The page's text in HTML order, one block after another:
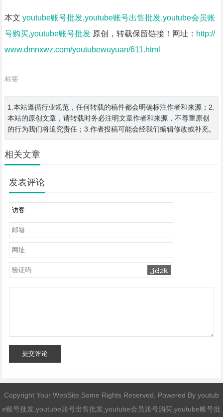
本文 youtube账号批发,youtube账号出售批发,youtube会员账
号购买,youtube账号批发原创，转载保留链接！网址： http://
www.dmnxwz.com/youtubewuyuan/611.html
标签:
1.本站遵循行业规范，任何转载的稿件都会明确标注作者和来源；2.
本站的原创文章，请转载时务必注明文章作者和来源，不尊重原创
的行为我们将追究责任；3.作者投稿可能会经我们编辑修改或补充。
相关文章
发表评论
提交评论
Copyright Your WebSite.Some Rights Reserved. Powered By youtub
e账号批发,youtube账号出售批发,youtube会员账号购买,youtube账号批